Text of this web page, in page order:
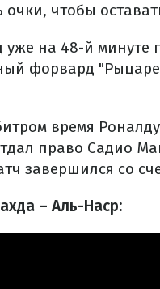
чтобы
на 48-й минуте
форвард
время
право Садио
завершился со
– Аль-Наср: